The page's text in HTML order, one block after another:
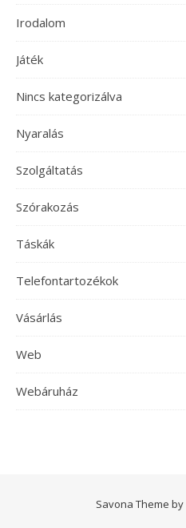
Irodalom
Játék
Nincs kategorizálva
Nyaralás
Szolgáltatás
Szórakozás
Táskák
Telefontartozékok
Vásárlás
Web
Webáruház
Savona Theme by